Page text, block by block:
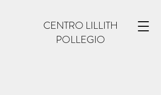
CENTRO LILLITH
POLLEGIO